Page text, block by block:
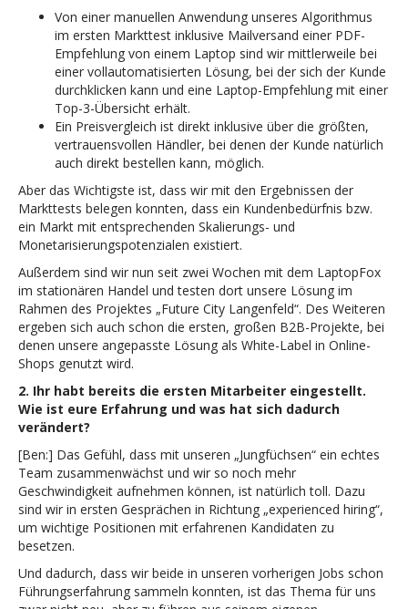
Von einer manuellen Anwendung unseres Algorithmus
im ersten Markttest inklusive Mailversand einer PDF-
Empfehlung von einem Laptop sind wir mittlerweile bei
einer vollautomatisierten Lösung, bei der sich der Kunde
durchklicken kann und eine Laptop-Empfehlung mit einer
Top-3-Übersicht erhält.
Ein Preisvergleich ist direkt inklusive über die größten,
vertrauensvollen Händler, bei denen der Kunde natürlich
auch direkt bestellen kann, möglich.
Aber das Wichtigste ist, dass wir mit den Ergebnissen der
Markttests belegen konnten, dass ein Kundenbedürfnis bzw.
ein Markt mit entsprechenden Skalierungs- und
Monetarisierungspotenzialen existiert.
Außerdem sind wir nun seit zwei Wochen mit dem LaptopFox
im stationären Handel und testen dort unsere Lösung im
Rahmen des Projektes „Future City Langenfeld“. Des Weiteren
ergeben sich auch schon die ersten, großen B2B-Projekte, bei
denen unsere angepasste Lösung als White-Label in Online-
Shops genutzt wird.
2. Ihr habt bereits die ersten Mitarbeiter eingestellt.
Wie ist eure Erfahrung und was hat sich dadurch
verändert?
[Ben:] Das Gefühl, dass mit unseren „Jungfüchsen“ ein echtes
Team zusammenwächst und wir so noch mehr
Geschwindigkeit aufnehmen können, ist natürlich toll. Dazu
sind wir in ersten Gesprächen in Richtung „experienced hiring“,
um wichtige Positionen mit erfahrenen Kandidaten zu
besetzen.
Und dadurch, dass wir beide in unseren vorherigen Jobs schon
Führungserfahrung sammeln konnten, ist das Thema für uns